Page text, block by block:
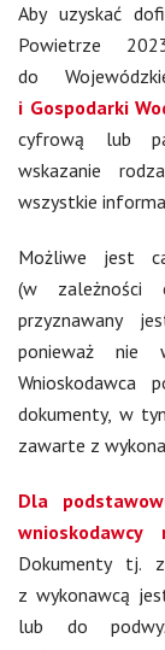
Aby uzyskać
Powietrze
do
i Gospodarki
cyfrową lub
wskazanie
wszystkie
Możliwe jest
(w zależności
przyznawany
ponieważ nie
Wnioskodawca
dokumenty, w
zawarte z
Dla
Dokumenty tj.
z wykonawcą
lub do